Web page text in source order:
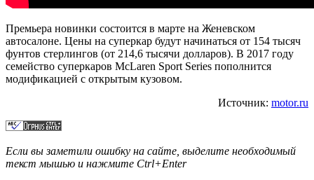
Премьера новинки состоится в марте на Женевском
автосалоне. Цены на суперкар будут начинаться от 154 тысяч
фунтов стерлингов (от 214,6 тысячи долларов). В 2017 году
семейство суперкаров McLaren Sport Series пополнится
модификацией с открытым кузовом.
Источник: motor.ru
Если вы заметили ошибку на сайте, выделите необходимый
текст мышью и нажмите Ctrl+Enter